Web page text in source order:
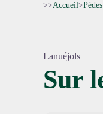
>>Accueil>
Lanuéjols
Sur